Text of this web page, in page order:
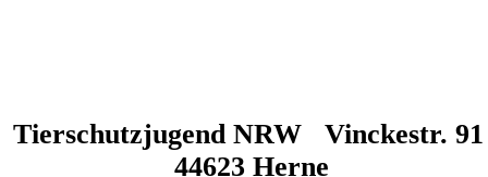
Tierschutzjugend NRW Vinckestr. 91
44623 Herne